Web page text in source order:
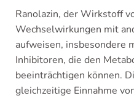
Ranolazin, der Wirkstoff
Wechselwirkungen mit
aufweisen, insbesondere
Inhibitoren, die den
beeinträchtigen können.
gleichzeitige Einnahme